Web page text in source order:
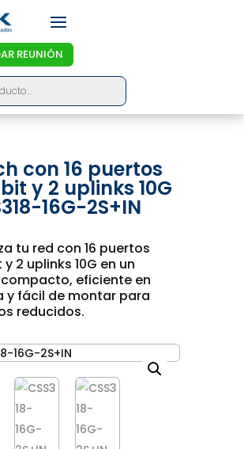
REUNIÓN
con 16 puertos
y 2 uplinks 10G
16G-2S+IN
tu red con 16 puertos
2 uplinks 10G en un
eficiente en
y fácil de montar para
reducidos.